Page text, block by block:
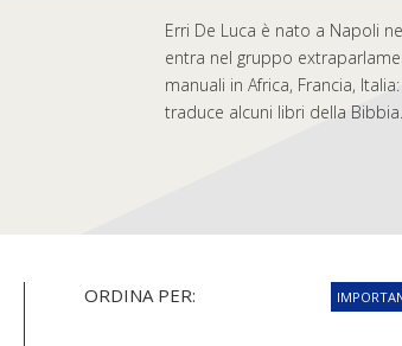
Erri De Luca è nato a Napoli
entra nel gruppo
manuali in Africa, Francia,
traduce alcuni libri della
ORDINA PER: